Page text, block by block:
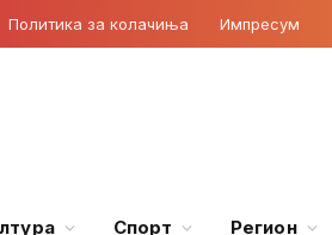
Политика за колачиња Импресум
Спорт Регион